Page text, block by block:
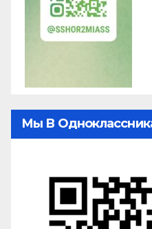
Мы В